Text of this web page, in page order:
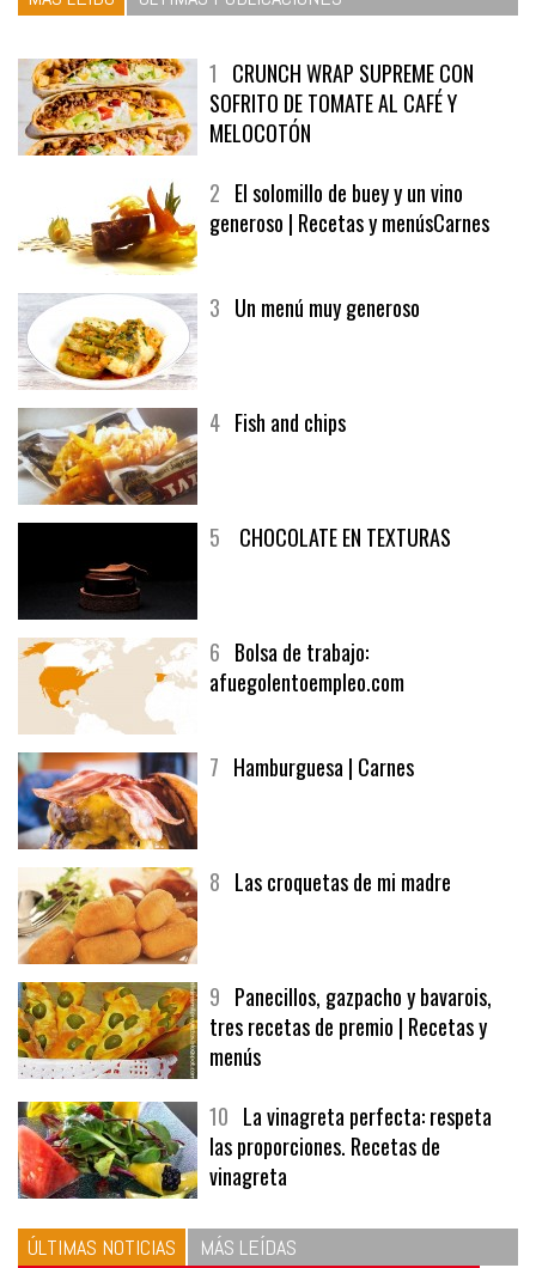
1 CRUNCH WRAP SUPREME CON
SOFRITO DE TOMATE AL CAFÉ Y
MELOCOTÓN
2 El solomillo de buey y un vino
generoso | Recetas y menúsCarnes
3 Un menú muy generoso
4 Fish and chips
5 CHOCOLATE EN TEXTURAS
6 Bolsa de trabajo:
afuegolentoempleo.com
7 Hamburguesa | Carnes
8 Las croquetas de mi madre
9 Panecillos, gazpacho y bavarois,
tres recetas de premio | Recetas y
menús
10 La vinagreta perfecta: respeta
las proporciones. Recetas de
vinagreta
ÚLTIMAS NOTICIAS MÁS LEÍDAS